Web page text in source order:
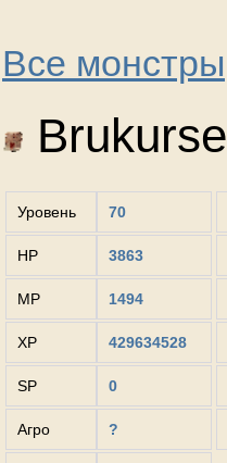
Все монстры
Brukurse
Уровень 70
HP 3863
MP 1494
XP 429634528
SP 0
Агро ?